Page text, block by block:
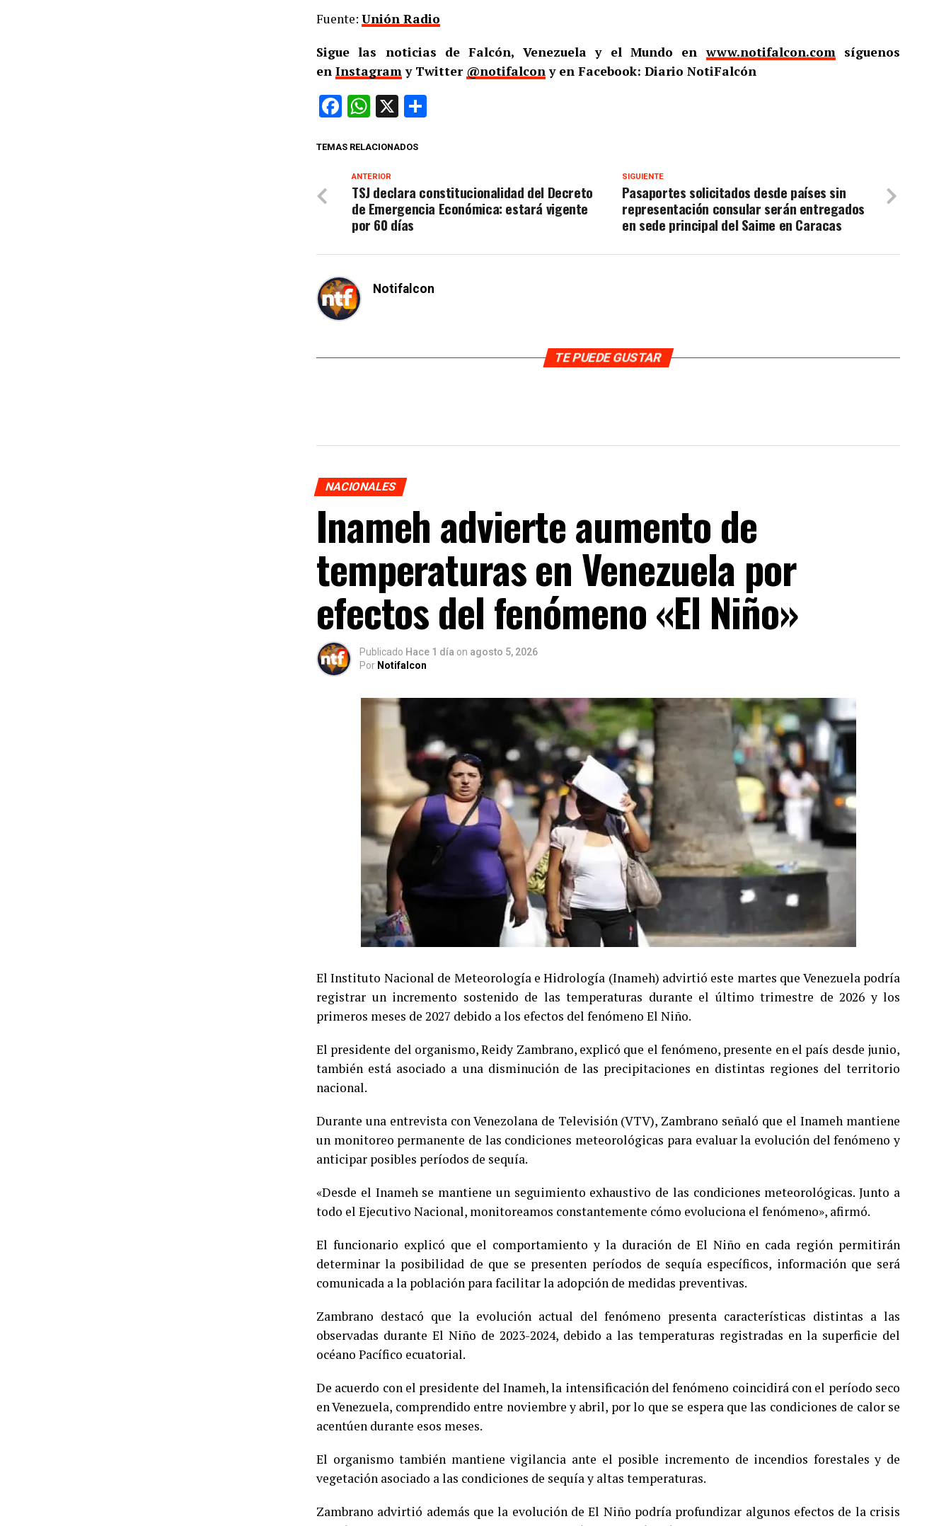
Fuente: Unión Radio
Sigue las noticias de Falcón, Venezuela y el Mundo enwww.notifalcon.comsíguenos
en Instagramy Twitter @notifalcony en Facebook: Diario NotiFalcón
Facebook
WhatsApp
X
TEMAS RELACIONADOS
SIGUIENTE
Pasaportes solicitados desde países sin
representación consular serán entregados
en sede principal del Saime en Caracas
ANTERIOR
TSJ declara constitucionalidad del Decreto
de Emergencia Económica: estará vigente
por 60 días
Notifalcon
TE PUEDE GUSTAR
NACIONALES
Inameh advierte aumento de
temperaturas en Venezuela por
efectos del fenómeno «El Niño»
Publicado Hace 1 día on agosto 5, 2026
Por Notifalcon
El Instituto Nacional de Meteorología e Hidrología (Inameh) advirtió este martes que Venezuela podría
registrar un incremento sostenido de las temperaturas durante el último trimestre de 2026 y los
primeros meses de 2027 debido a los efectos del fenómeno El Niño.
El presidente del organismo, Reidy Zambrano, explicó que el fenómeno, presente en el país desde junio,
también está asociado a una disminución de las precipitaciones en distintas regiones del territorio
nacional.
Durante una entrevista con Venezolana de Televisión (VTV), Zambrano señaló que el Inameh mantiene
un monitoreo permanente de las condiciones meteorológicas para evaluar la evolución del fenómeno y
anticipar posibles períodos de sequía.
«Desde el Inameh se mantiene un seguimiento exhaustivo de las condiciones meteorológicas. Junto a
todo el Ejecutivo Nacional, monitoreamos constantemente cómo evoluciona el fenómeno», afirmó.
El funcionario explicó que el comportamiento y la duración de El Niño en cada región permitirán
determinar la posibilidad de que se presenten períodos de sequía específicos, información que será
comunicada a la población para facilitar la adopción de medidas preventivas.
Zambrano destacó que la evolución actual del fenómeno presenta características distintas a las
observadas durante El Niño de 2023-2024, debido a las temperaturas registradas en la superficie del
océano Pacífico ecuatorial.
De acuerdo con el presidente del Inameh, la intensificación del fenómeno coincidirá con el período seco
en Venezuela, comprendido entre noviembre y abril, por lo que se espera que las condiciones de calor se
acentúen durante esos meses.
El organismo también mantiene vigilancia ante el posible incremento de incendios forestales y de
vegetación asociado a las condiciones de sequía y altas temperaturas.
Zambrano advirtió además que la evolución de El Niño podría profundizar algunos efectos de la crisis